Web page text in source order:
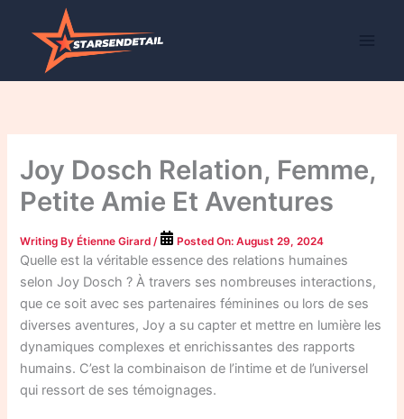
Joy Dosch Relation, Femme,
Petite Amie Et Aventures
Writing ByÉtienne Girard / Posted On:August 29, 2024
Quelle est la véritable essence des relations humaines
selon Joy Dosch ? À travers ses nombreuses interactions,
que ce soit avec ses partenaires féminines ou lors de ses
diverses aventures, Joy a su capter et mettre en lumière les
dynamiques complexes et enrichissantes des rapports
humains. C’est la combinaison de l’intime et de l’universel
qui ressort de ses témoignages.